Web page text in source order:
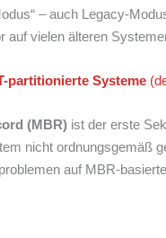
– auch Legacy-
auf vielen älteren
partitionierte Systeme
(MBR) ist der erste
nicht ordnungsgemäß
auf MBR-